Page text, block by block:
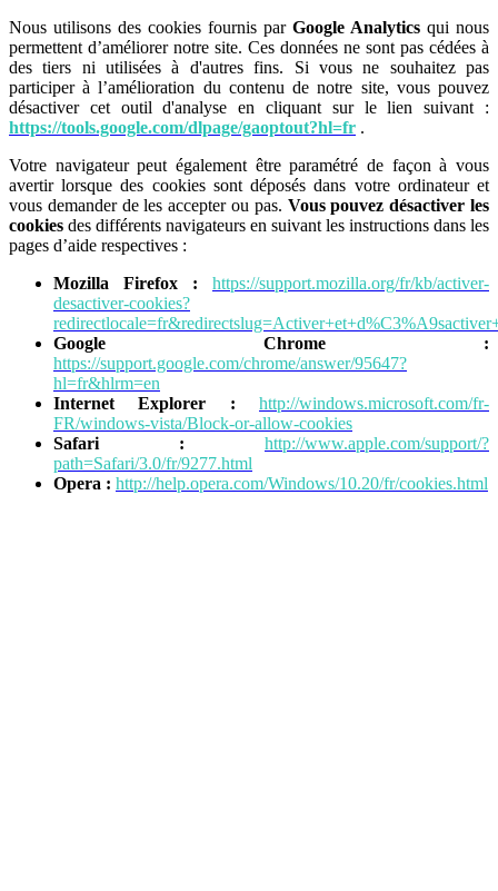
Nous utilisons des cookies fournis par Google Analytics qui nous
permettent d’améliorer notre site. Ces données ne sont pas cédées à
des tiers ni utilisées à d'autres fins. Si vous ne souhaitez pas
participer à l’amélioration du contenu de notre site, vous pouvez
désactiver cet outil d'analyse en cliquant sur le lien suivant :
https://tools.google.com/dlpage/gaoptout?hl=fr .
Votre navigateur peut également être paramétré de façon à vous
avertir lorsque des cookies sont déposés dans votre ordinateur et
vous demander de les accepter ou pas. Vous pouvez désactiver les
cookies des différents navigateurs en suivant les instructions dans les
pages d’aide respectives :
Mozilla Firefox :
https://support.mozilla.org/fr/kb/activer-
desactiver-cookies?
Google Chrome :
https://support.google.com/chrome/answer/95647?
hl=fr&hlrm=en
Internet Explorer :
http://windows.microsoft.com/fr-
FR/windows-vista/Block-or-allow-cookies
Safari :
http://www.apple.com/support/?
path=Safari/3.0/fr/9277.html
Opera : http://help.opera.com/Windows/10.20/fr/cookies.html